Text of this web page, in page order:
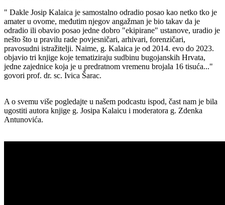
" Dakle Josip Kalaica je samostalno odradio posao kao netko tko je
amater u ovome, međutim njegov angažman je bio takav da je
odradio ili obavio posao jedne dobro "ekipirane" ustanove, uradio je
nešto što u pravilu rade povjesničari, arhivari, forenzičari,
pravosudni istražitelji. Naime, g. Kalaica je od 2014. evo do 2023.
objavio tri knjige koje tematiziraju sudbinu bugojanskih Hrvata,
jedne zajednice koja je u predratnom vremenu brojala 16 tisuća..."
govori prof. dr. sc. Ivica Šarac.
A o svemu više pogledajte u našem podcastu ispod, čast nam je bila
ugostiti autora knjige g. Josipa Kalaicu i moderatora g. Zdenka
Antunovića.